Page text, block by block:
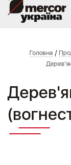
Головна /